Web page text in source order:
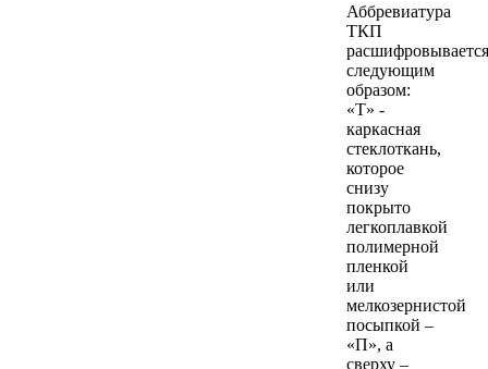
Аббревиатура
ТКП
расшифровывается
следующим
образом:
«Т» -
каркасная
стеклоткань,
которое
снизу
покрыто
легкоплавкой
полимерной
пленкой
или
мелкозернистой
посыпкой –
«П», а
сверху –